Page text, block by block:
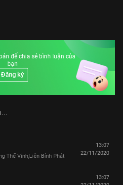
để chia sẻ bình luận của
bạn
Đăng ký
Thế Vinh,Liên Bỉnh Phát
13:07
22/11/2020
13:07